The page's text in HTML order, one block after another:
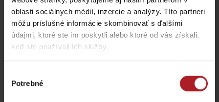
oblasti sociálnych médií, inzercie a analýzy. Títo partneri
môžu príslušné informácie skombinovať s ďalšími
údajmi, ktoré ste im poskytli alebo ktoré od vás získali,
keď ste používali ich služby.
súhlasu
Potrebné
Koliba Bodega
Ružomberok -